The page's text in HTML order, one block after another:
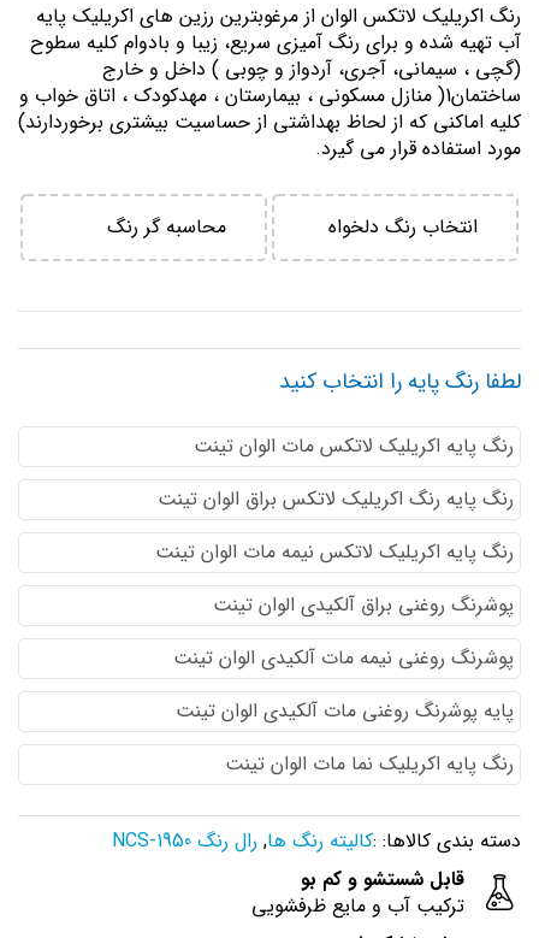
رنگ اكريليك لاتكس الوان از مرغوبترين رزين هاي اكريليك پايه
آب تهيه شده و برای رنگ آمیزی سریع، زیبا و بادوام کلیه سطوح
(گچی ، سیمانی، آجری، آردواز و چوبی ) داخل و خارج
ساختمان1( منازل مسكوني ، بيمارستان ، مهدكودك ، اتاق خواب و
كليه اماكني كه از لحاظ بهداشتي از حساسيت بيشتري برخوردارند)
مورد استفاده قرار می گیرد.
انتخاب رنگ دلخواه محاسبه گر رنگ
لطفا رنگ پایه را انتخاب کنید
رنگ پایه اكريليك لاتكس مات الوان تینت
رنگ پایه رنگ اكريليك لاتكس براق الوان تینت
رنگ پایه اكريليك لاتكس نيمه مات الوان تینت
پوشرنگ روغنی براق آلکیدی الوان تینت
پوشرنگ روغنی نیمه مات آلکیدی الوان تینت
پایه پوشرنگ روغنی مات آلکیدی الوان تینت
رنگ پایه اکریلیک نما مات الوان تینت
دسته بندی کالاها: :کالیته رنگ ها, رال رنگ NCS-1950
قابل شستشو و کم بو
ترکیب آب و مایع ظرفشویی